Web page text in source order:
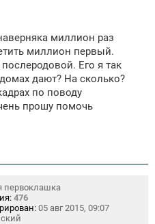
миллион раз
миллион первый.
Его я так
дают? На сколько?
по поводу
прошу помочь
первоклашка
476
05 авг 2015, 09:07